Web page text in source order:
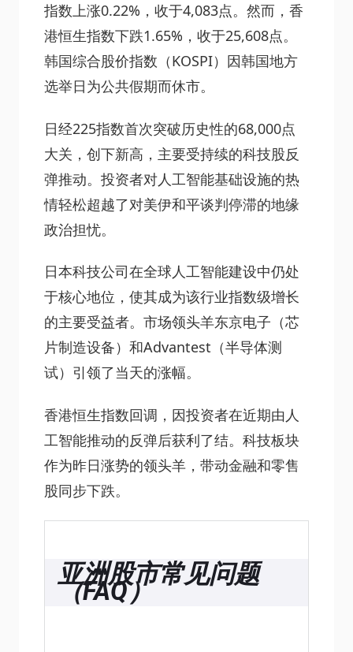
指数上涨0.22%，收于4,083点。然而，香
港恒生指数下跌1.65%，收于25,608点。
韩国综合股价指数（KOSPI）因韩国地方
选举日为公共假期而休市。
日经225指数首次突破历史性的68,000点
大关，创下新高，主要受持续的科技股反
弹推动。投资者对人工智能基础设施的热
情轻松超越了对美伊和平谈判停滞的地缘
政治担忧。
日本科技公司在全球人工智能建设中仍处
于核心地位，使其成为该行业指数级增长
的主要受益者。市场领头羊东京电子（芯
片制造设备）和Advantest（半导体测
试）引领了当天的涨幅。
香港恒生指数回调，因投资者在近期由人
工智能推动的反弹后获利了结。科技板块
作为昨日涨势的领头羊，带动金融和零售
股同步下跌。
亚洲股市常见问题
（FAQ）